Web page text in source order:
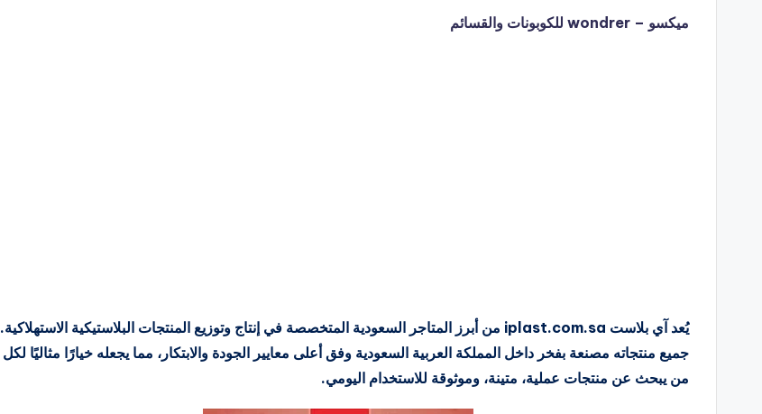
ميكسو – wondrer للكوبونات والقسائم
يُعد آي بلاست iplast.com.sa من أبرز المتاجر السعودية المتخصصة في إنتاج وتوزيع المنتجات البلاستيكية الاستهلاكية.
جميع منتجاته مصنعة بفخر داخل المملكة العربية السعودية وفق أعلى معايير الجودة والابتكار، مما يجعله خيارًا مثاليًا لكل
من يبحث عن منتجات عملية، متينة، وموثوقة للاستخدام اليومي.